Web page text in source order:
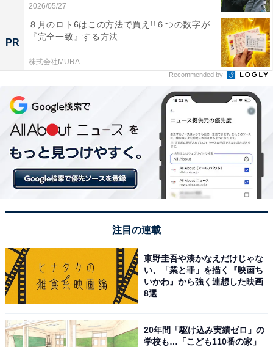
※回答者のコメントは原文ママです
この記事の筆者：坂上 恵
All About ニュースの編集者。オールアバウトに入社後、
SNSトレンドにフォーカスした記事執筆やSEOライティ
ングの経験を経て、のちにAll About ニュースチームのメ
ンバーに参入。現在は旅行・カルチャー・エンタメなど
を中心に企画編集を担当。東京都出身。居酒屋巡りとス
ポーツ観戦が生きがい。
11位までの全ランキング結果を見
2026/05/27
PR
８月のロト6はこの方法で買え!!６つの数字が
『完全一致』する方法
株式会社MURA
Recommended by
注目の連載
東野圭吾や湊かなえだけじゃな
い、「業と罪」を描く『映画ち
いかわ』から強く連想した映画
8選
20年間「駆け込み実績ゼロ」の
学校も…「こども110番の家」